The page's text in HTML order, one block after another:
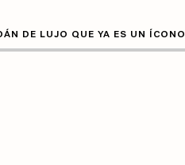
DE LUJO QUE YA ES UN ÍCONO